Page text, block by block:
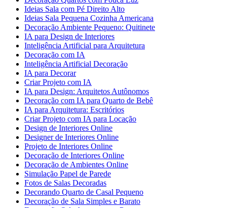
Ideias Sala com Pé Direito Alto
Ideias Sala Pequena Cozinha Americana
Decoração Ambiente Pequeno: Quitinete
IA para Design de Interiores
Inteligência Artificial para Arquitetura
Decoração com IA
Inteligência Artificial Decoração
IA para Decorar
Criar Projeto com IA
IA para Design: Arquitetos Autônomos
Decoração com IA para Quarto de Bebê
IA para Arquitetura: Escritórios
Criar Projeto com IA para Locação
Design de Interiores Online
Designer de Interiores Online
Projeto de Interiores Online
Decoração de Interiores Online
Decoração de Ambientes Online
Simulação Papel de Parede
Fotos de Salas Decoradas
Decorando Quarto de Casal Pequeno
Decoração de Sala Simples e Barato